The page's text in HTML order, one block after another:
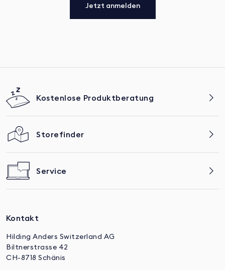
Jetzt anmelden
Kostenlose Produktberatung
Storefinder
Service
Kontakt
Hilding Anders Switzerland AG
Biltnerstrasse 42
CH-8718 Schänis